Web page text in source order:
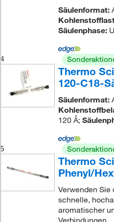
Säulenformat:
Säulenphase:
4
Thermo
120-C18-
Säulenformat:
120 Å;
5
Thermo
Phenyl/
Verwenden
schnelle,
aromatischer
Verbindungen.